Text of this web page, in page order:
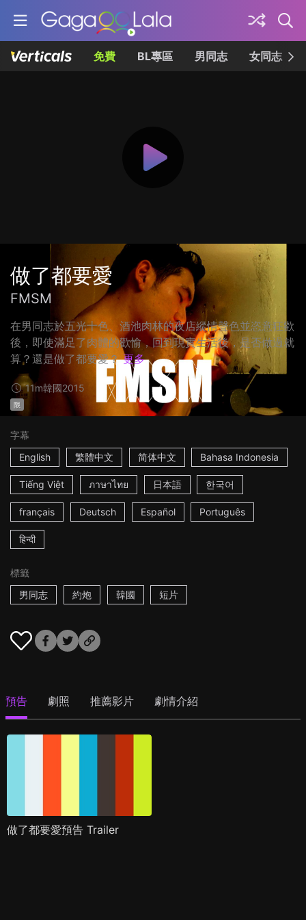
免費 BL專區 男同志 女同志
做了都要愛
FMSM
在男同志於五光十色、酒池肉林的夜店縱情聲色並恣意狂歡
後，即使滿足了肉體的歡愉，回到現實生活後，是否做過就
算？還是做了都要愛？ 更多
11m韓國2015
限
字幕
English
繁體中文 简体中文 Bahasa Indonesia
Tiếng Việt ภาษาไทย 日本語 한국어
français Deutsch Español Português
हिन्दी
標籤
男同志
約炮 韓國 短片
預告 劇照 推薦影片 劇情介紹
做了都要愛預告 Trailer